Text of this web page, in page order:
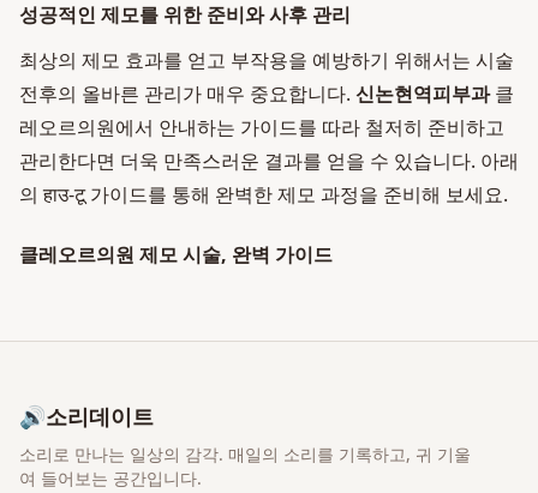
성공적인 제모를 위한 준비와 사후 관리
최상의 제모 효과를 얻고 부작용을 예방하기 위해서는 시술
전후의 올바른 관리가 매우 중요합니다. 신논현역피부과클
레오르의원에서 안내하는 가이드를 따라 철저히 준비하고
관리한다면 더욱 만족스러운 결과를 얻을 수 있습니다. 아래
의 हाउ-टू 가이드를 통해 완벽한 제모 과정을 준비해 보세요.
클레오르의원 제모 시술, 완벽 가이드
🔊소리데이트
소리로 만나는 일상의 감각. 매일의 소리를 기록하고, 귀 기울
여 들어보는 공간입니다.